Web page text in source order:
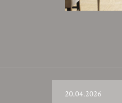
20.04.2026